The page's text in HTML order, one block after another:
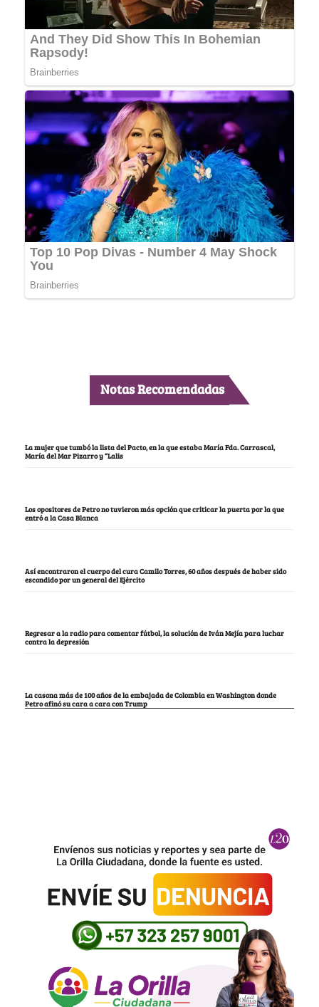
Notas Recomendadas
La mujer que tumbó la lista del Pacto, en la que estaba María Fda. Carrascal,
María del Mar Pizarro y “Lalis
Los opositores de Petro no tuvieron más opción que criticar la puerta por la que
entró a la Casa Blanca
Así encontraron el cuerpo del cura Camilo Torres, 60 años después de haber sido
escondido por un general del Ejército
Regresar a la radio para comentar fútbol, la solución de Iván Mejía para luchar
contra la depresión
La casona más de 100 años de la embajada de Colombia en Washington donde
Petro afinó su cara a cara con Trump